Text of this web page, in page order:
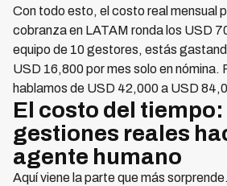
Con todo esto, el costo real mensual
cobranza en LATAM ronda los USD
equipo de 10 gestores, estás
USD 16,800 por mes solo en nómina.
hablamos de USD 42,000 a USD
El costo del
gestiones reales
agente humano
Aquí viene la parte que más